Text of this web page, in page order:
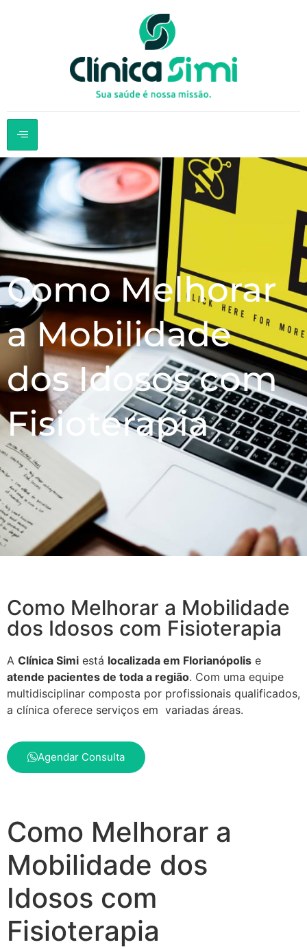
Como Melhorar
a Mobilidade
dos Idosos com
Fisioterapia
Como Melhorar a Mobilidade
dos Idosos com Fisioterapia
A Clínica Simi está localizada em Florianópolis e
atende pacientes de toda a região. Com uma equipe
multidisciplinar composta por profissionais qualificados,
a clínica oferece serviços em variadas áreas.
Agendar Consulta
Como Melhorar a
Mobilidade dos
Idosos com
Fisioterapia